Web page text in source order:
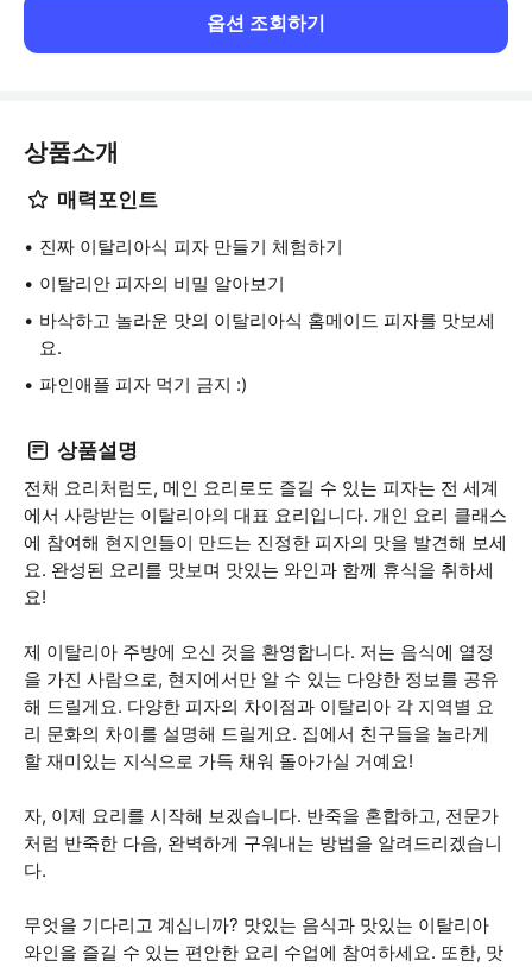
옵션 조회하기
상품소개
매력포인트
진짜 이탈리아식 피자 만들기 체험하기
이탈리안 피자의 비밀 알아보기
바삭하고 놀라운 맛의 이탈리아식 홈메이드 피자를 맛보세
요.
파인애플 피자 먹기 금지 :)
상품설명
전채 요리처럼도, 메인 요리로도 즐길 수 있는 피자는 전 세계
에서 사랑받는 이탈리아의 대표 요리입니다. 개인 요리 클래스
에 참여해 현지인들이 만드는 진정한 피자의 맛을 발견해 보세
요. 완성된 요리를 맛보며 맛있는 와인과 함께 휴식을 취하세
요!
제 이탈리아 주방에 오신 것을 환영합니다. 저는 음식에 열정
을 가진 사람으로, 현지에서만 알 수 있는 다양한 정보를 공유
해 드릴게요. 다양한 피자의 차이점과 이탈리아 각 지역별 요
리 문화의 차이를 설명해 드릴게요. 집에서 친구들을 놀라게
할 재미있는 지식으로 가득 채워 돌아가실 거예요!
자, 이제 요리를 시작해 보겠습니다. 반죽을 혼합하고, 전문가
처럼 반죽한 다음, 완벽하게 구워내는 방법을 알려드리겠습니
다.
무엇을 기다리고 계십니까? 맛있는 음식과 맛있는 이탈리아
와인을 즐길 수 있는 편안한 요리 수업에 참여하세요. 또한, 맛